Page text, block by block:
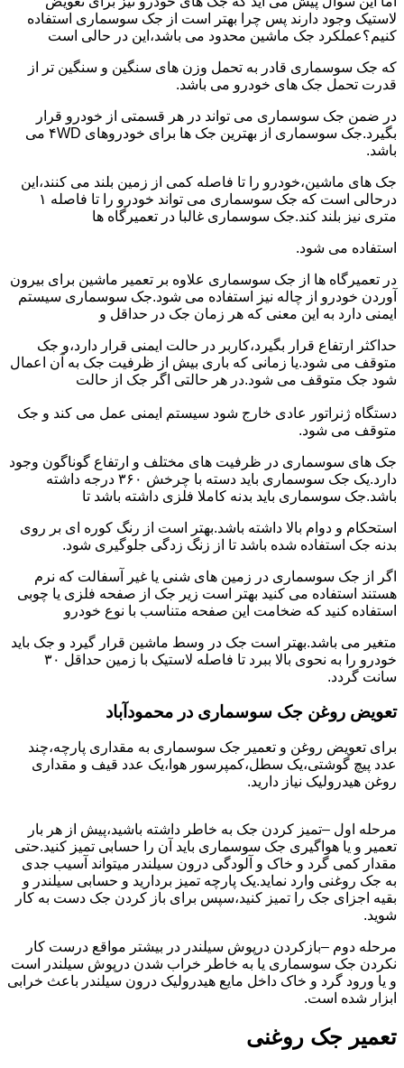
لاستیک وجود دارند پس چرا بهتر است از جک سوسماری استفاده
کنیم؟عملکرد جک ماشین محدود می باشد،این در حالی است
که جک سوسماری قادر به تحمل وزن های سنگین و سنگین تر از
قدرت تحمل جک های خودرو می باشد.
در ضمن جک سوسماری می تواند در هر قسمتی از خودرو قرار
بگیرد.جک سوسماری از بهترین جک ها برای خودروهای ۴WD می
باشد.
جک های ماشین،خودرو را تا فاصله کمی از زمین بلند می کنند،این
درحالی است که جک سوسماری می تواند خودرو را تا فاصله ۱
متری نیز بلند کند.جک سوسماری غالبا در تعمیرگاه ها
استفاده می شود.
در تعمیرگاه ها از جک سوسماری علاوه بر تعمیر ماشین برای بیرون
آوردن خودرو از چاله نیز استفاده می شود.جک سوسماری سیستم
ایمنی دارد به این معنی که هر زمان جک در حداقل و
حداکثر ارتفاع قرار بگیرد،کاربر در حالت ایمنی قرار دارد،و جک
متوقف می شود.یا زمانی که باری بیش از ظرفیت جک به آن اعمال
شود جک متوقف می شود.در هر حالتی اگر جک از حالت
دستگاه ژنراتور عادی خارج شود سیستم ایمنی عمل می کند و جک
متوقف می شود.
جک های سوسماری در ظرفیت های مختلف و ارتفاع گوناگون وجود
دارد.یک جک سوسماری باید دسته با چرخش ۳۶۰ درجه داشته
باشد.جک سوسماری باید بدنه کاملا فلزی داشته باشد تا
استحکام و دوام بالا داشته باشد.بهتر است از رنگ کوره ای بر روی
بدنه جک استفاده شده باشد تا از زنگ زدگی جلوگیری شود.
اگر از جک سوسماری در زمین های شنی یا غیر آسفالت که نرم
هستند استفاده می کنید بهتر است زیر جک از صفحه فلزی یا چوبی
استفاده کنید که ضخامت این صفحه متناسب با نوع خودرو
متغیر می باشد.بهتر است جک در وسط ماشین قرار گیرد و جک باید
خودرو را به نحوی بالا ببرد تا فاصله لاستیک با زمین حداقل ۳۰
سانت گردد.
تعویض روغن جک سوسماری در محمودآباد
برای تعویض روغن و تعمیر جک سوسماری به مقداری پارچه،چند
عدد پیچ گوشتی،یک سطل،کمپرسور هوا،یک عدد قیف و مقداری
روغن هیدرولیک نیاز دارید.
مرحله اول –تمیز کردن جک به خاطر داشته باشید،پیش از هر بار
تعمیر و یا هواگیری جک سوسماری باید آن را حسابی تمیز کنید.حتی
مقدار کمی گرد و خاک و آلودگی درون سیلندر میتواند آسیب جدی
به جک روغنی وارد نماید.یک پارچه تمیز بردارید و حسابی سیلندر و
بقیه اجزای جک را تمیز کنید،سپس برای باز کردن جک دست به کار
شوید.
مرحله دوم –بازکردن درپوش سیلندر در بیشتر مواقع درست کار
نکردن جک سوسماری یا به خاطر خراب شدن درپوش سیلندر است
و یا ورود گرد و خاک داخل مایع هیدرولیک درون سیلندر باعث خرابی
ابزار شده است.
تعمیر جک روغنی